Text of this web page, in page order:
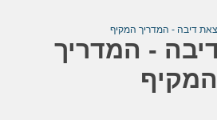
דיבה - המדריך המקיף
- המדריך
המקיף